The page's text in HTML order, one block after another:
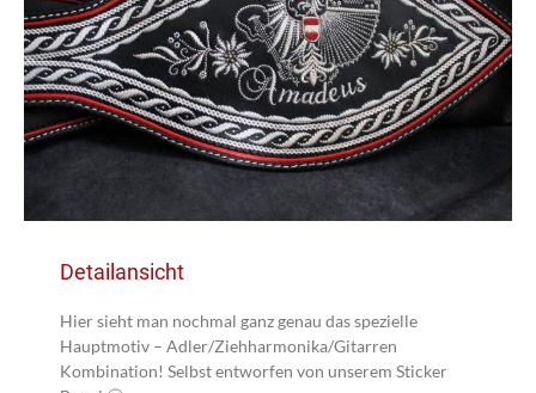
Detailansicht
Hier sieht man nochmal ganz genau das spezielle
Hauptmotiv – Adler/Ziehharmonika/Gitarren
Kombination! Selbst entworfen von unserem Sticker